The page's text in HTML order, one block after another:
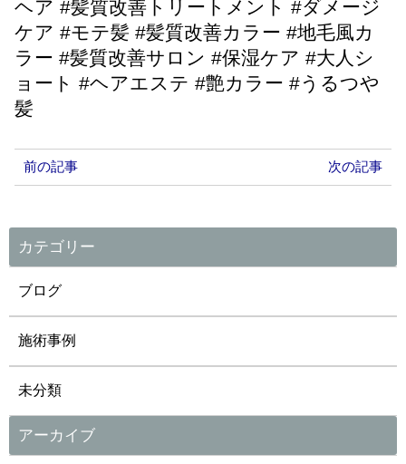
ヘア #髪質改善トリートメント #ダメージ
ケア #モテ髪 #髪質改善カラー #地毛風カ
ラー #髪質改善サロン #保湿ケア #大人シ
ョート #ヘアエステ #艶カラー #うるつや
髪
前の記事 次の記事
カテゴリー
ブログ
施術事例
未分類
アーカイブ